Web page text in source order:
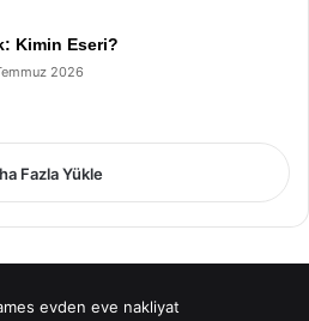
Kimin Eseri?
2026
Fazla Yükle
evden eve nakliyat